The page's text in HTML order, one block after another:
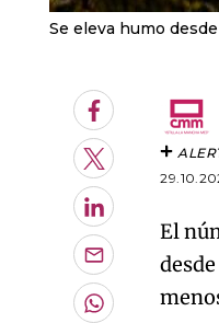
Se eleva humo
Facebook
Twitter
LinkedIn
Enviar
por
Email
Whatsapp
El